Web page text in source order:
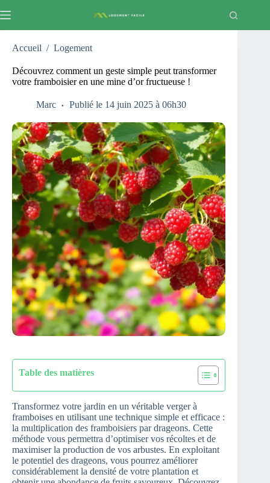
au
Accueil / Logement
Découvrez comment un geste simple peut transformer
votre framboisier en une mine d’or fructueuse !
Marc Publié le 14 juin 2025 à 06h30
Table des matières
Transformez votre jardin en un véritable verger à
framboises en utilisant une technique simple et efficace :
la multiplication des framboisiers par drageons. Cette
méthode vous permettra d’optimiser vos récoltes et de
maximiser la production de vos arbustes. En exploitant
le potentiel des drageons, vous pourrez améliorer
considérablement la densité de votre plantation et